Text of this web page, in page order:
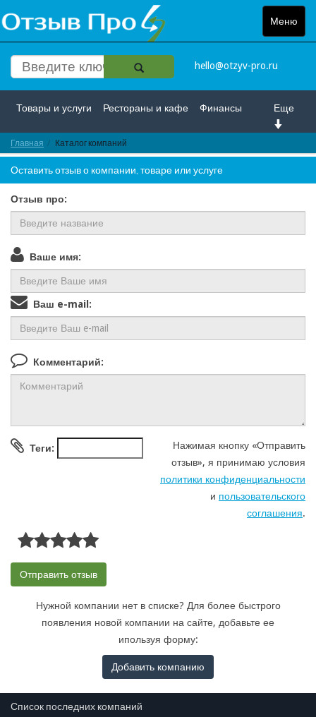
Меню
Toggle
hello@otzyv-pro.ru
Еще
Товары и услуги Рестораны и кафе Финансы
Красота и здоровье Спорт и развлечение
Путешествие и отдых Транспорт
Недвижимость Работа Гос. учреждения
Личности
Главная Каталог компаний
Оставить отзыв о компании, товаре или услуге
Отзыв про:
Ваше имя:
Ваш e-mail:
Комментарий:
Нажимая кнопку «Отправить
отзыв», я принимаю условия
политики конфиденциальности
и пользовательского
соглашения.
Теги:
Нужной компании нет в списке? Для более быстрого
появления новой компании на сайте, добавьте ее
ипользуя форму:
Добавить компанию
Список последних компаний